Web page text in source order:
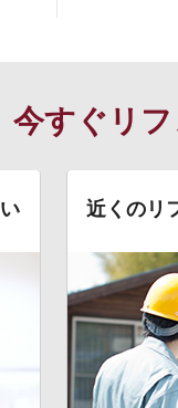
今すぐリ
近くのリ